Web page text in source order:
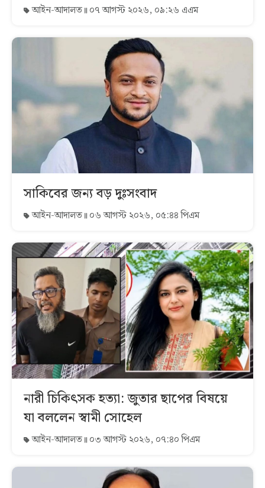
আইন-আদালত ০৭ আগস্ট ২০২৬, ০৯:২৬ এএম
সাকিবের জন্য বড় দুঃসংবাদ
আইন-আদালত ০৬ আগস্ট ২০২৬, ০৫:৪৪ পিএম
নারী চিকিৎসক হত্যা: জুতার ছাপের বিষয়ে
যা বললেন স্বামী সোহেল
আইন-আদালত ০৩ আগস্ট ২০২৬, ০৭:৪০ পিএম